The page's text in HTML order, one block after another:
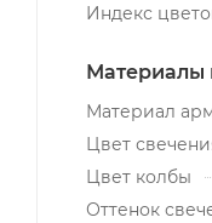
Индекс
Материалы
Материал
Цвет
Цвет колбы
Оттенок